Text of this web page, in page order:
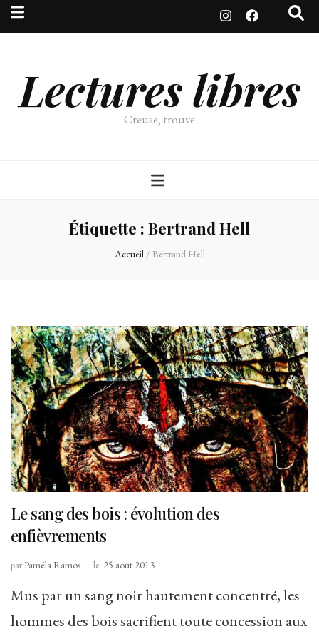
Lectures libres
Creuse, trouve
Étiquette : Bertrand Hell
Accueil / Bertrand Hell
Le sang des bois : évolution des
enfièvrements
parPaméla Ramos le 25 août 2013
Mus par un sang noir hautement concentré, les
hommes des bois sacrifient toute concession aux